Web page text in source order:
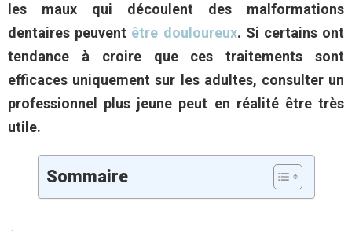
les maux qui découlent des malformations
dentaires peuvent être douloureux. Si certains ont
tendance à croire que ces traitements sont
efficaces uniquement sur les adultes, consulter un
professionnel plus jeune peut en réalité être très
utile.
Sommaire